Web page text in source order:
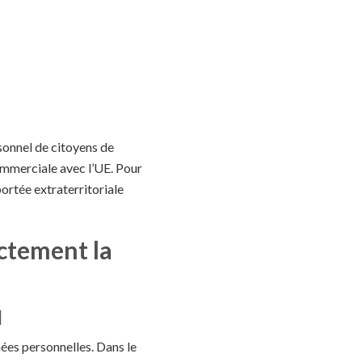
de citoyens de
avec l’UE. Pour
extraterritoriale
la
personnelles. Dans le